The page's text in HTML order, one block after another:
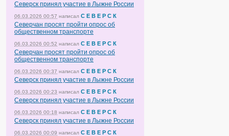
Северск принял участие в Лыжне России
06.03.2026 00:57 написал С Е В Е Р С К
Северчан просят пройти опрос об
общественном транспорте
06.03.2026 00:52 написал С Е В Е Р С К
Северчан просят пройти опрос об
общественном транспорте
06.03.2026 00:37 написал С Е В Е Р С К
Северск принял участие в Лыжне России
06.03.2026 00:23 написал С Е В Е Р С К
Северск принял участие в Лыжне России
06.03.2026 00:18 написал С Е В Е Р С К
Северск принял участие в Лыжне России
06.03.2026 00:09 написал С Е В Е Р С К